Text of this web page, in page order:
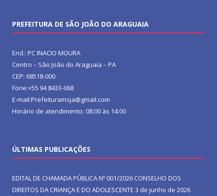
PREFEITURA DE SÃO JOÃO DO ARAGUAIA
End.: PC INACIO MOURA
Centro – São João do Araguaia – PA
CEP: 68518-000
Fone:+55 94 8433-068
E-mail:Prefeituramsja@gmail.com
Horário de atendimento: 08:00 às 14:00
ÚLTIMAS PUBLICAÇÕES
EDITAL DE CHAMADA PÚBLICA Nº 001/2026 CONSELHO DOS
DIREITOS DA CRIANÇA E DO ADOLESCENTE 3 de junho de 2026